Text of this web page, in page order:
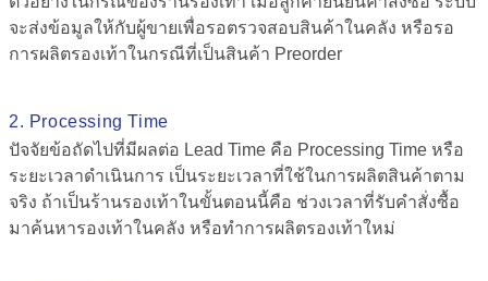
จะส่งข้อมูลให้กับผู้ขายเพื่อรอตรวจสอบสินค้าในคลัง หรือรอ
การผลิตรองเท้าในกรณีที่เป็นสินค้า Preorder
2. Processing Time
ปัจจัยข้อถัดไปที่มีผลต่อ Lead Time คือ Processing Time หรือ
ระยะเวลาดำเนินการ เป็นระยะเวลาที่ใช้ในการผลิตสินค้าตาม
จริง ถ้าเป็นร้านรองเท้าในขั้นตอนนี้คือ ช่วงเวลาที่รับคำสั่งซื้อ
มาค้นหารองเท้าในคลัง หรือทำการผลิตรองเท้าใหม่